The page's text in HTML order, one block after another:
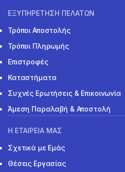
ΕΞΥΠΗΡΕΤΗΣΗ ΠΕΛΑΤΩΝ
Τρόποι Αποστολής
Τρόποι Πληρωμής
Επιστροφές
Καταστήματα
Συχνές Ερωτήσεις & Επικοινωνία
Άμεση Παραλαβή & Αποστολή
Η ΕΤΑΙΡΕΙΑ ΜΑΣ
Σχετικά με Εμάς
Θέσεις Εργασίας